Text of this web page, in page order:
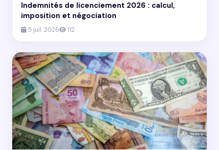
Indemnités de licenciement 2026 : calcul,
imposition et négociation
5 juil. 2026 112